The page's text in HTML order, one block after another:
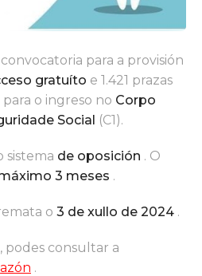
para a provisión
gratuíto e 1.421 prazas
o ingreso no Corpo
Social (C1).
sistema de oposición . O
3 meses .
o 3 de xullo de 2024 .
podes consultar a
.